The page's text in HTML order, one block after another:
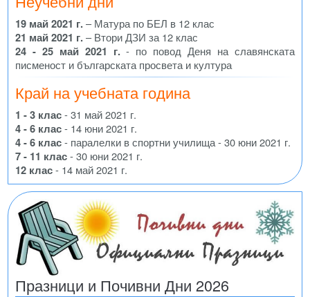
19 май 2021 г.– Матура по БЕЛ в 12 клас
21 май 2021 г.– Втори ДЗИ за 12 клас
24 - 25 май 2021 г.- по повод Деня на славянската
писменост и българската просвета и култура
Край на учебната година
1 - 3 клас- 31 май 2021 г.
4 - 6 клас- 14 юни 2021 г.
4 - 6 клас- паралелки в спортни училища - 30 юни 2021 г.
7 - 11 клас- 30 юни 2021 г.
12 клас- 14 май 2021 г.
Празници и Почивни Дни 2026